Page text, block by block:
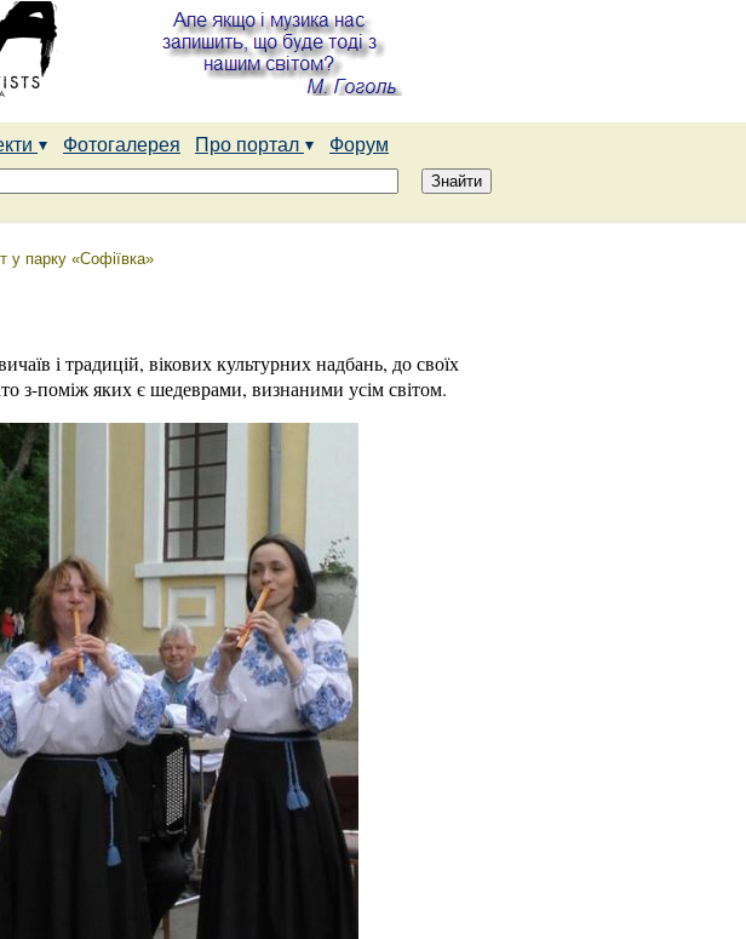
Фотогалерея Про портал
Форум
у парку «Софіївка»
і традицій, вікових культурних надбань, до своїх
з-поміж яких є шедеврами, визнаними усім світом.